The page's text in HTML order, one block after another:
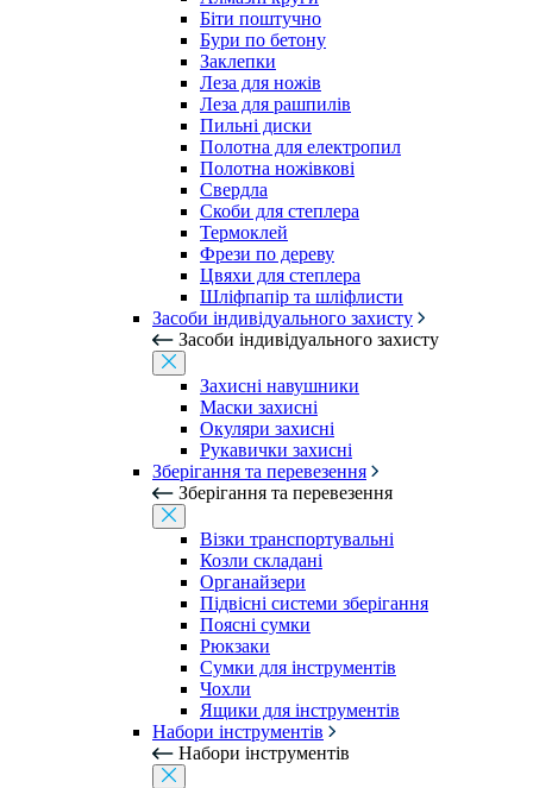
Біти поштучно
Бури по бетону
Заклепки
Леза для ножів
Леза для рашпилів
Пильні диски
Полотна для електропил
Полотна ножівкові
Свердла
Скоби для степлера
Термоклей
Фрези по дереву
Цвяхи для степлера
Шліфпапір та шліфлисти
Засоби індивідуального захисту
Засоби індивідуального захисту
Захисні навушники
Маски захисні
Окуляри захисні
Рукавички захисні
Зберігання та перевезення
Зберігання та перевезення
Візки транспортувальні
Козли складані
Органайзери
Підвісні системи зберігання
Поясні сумки
Рюкзаки
Сумки для інструментів
Чохли
Ящики для інструментів
Набори інструментів
Набори інструментів